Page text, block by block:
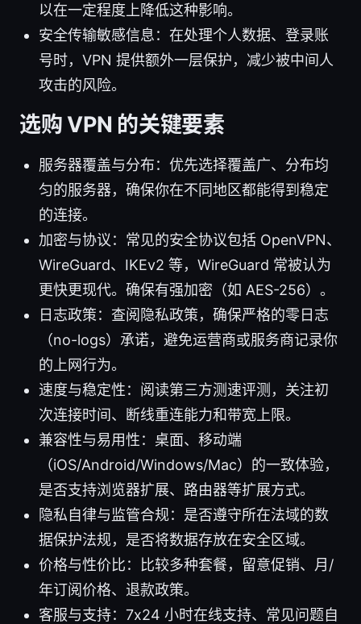
以在一定程度上降低这种影响。
安全传输敏感信息：在处理个人数据、登录账
号时，VPN 提供额外一层保护，减少被中间人
攻击的风险。
选购 VPN 的关键要素
服务器覆盖与分布：优先选择覆盖广、分布均
匀的服务器，确保你在不同地区都能得到稳定
的连接。
加密与协议：常见的安全协议包括 OpenVPN、
WireGuard、IKEv2 等，WireGuard 常被认为
更快更现代。确保有强加密（如 AES-256）。
日志政策：查阅隐私政策，确保严格的零日志
（no-logs）承诺，避免运营商或服务商记录你
的上网行为。
速度与稳定性：阅读第三方测速评测，关注初
次连接时间、断线重连能力和带宽上限。
兼容性与易用性：桌面、移动端
（iOS/Android/Windows/Mac）的一致体验，
是否支持浏览器扩展、路由器等扩展方式。
隐私自律与监管合规：是否遵守所在法域的数
据保护法规，是否将数据存放在安全区域。
价格与性价比：比较多种套餐，留意促销、月/
年订阅价格、退款政策。
客服与支持：7x24 小时在线支持、常见问题自